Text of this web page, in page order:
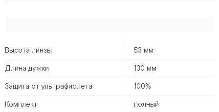
Высота линзы 53 мм
Длина дужки 130 мм
Защита от ультрафиолета 100%
Комплект полный